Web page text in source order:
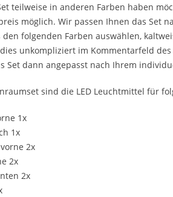
teilweise in anderen Farben haben
möglich. Wir passen Ihnen das Set
den folgenden Farben auswählen,
unkompliziert im Kommentarfeld des
Set dann angepasst nach Ihrem
sind die LED Leuchtmittel für
1x
1x
2x
2x
2x